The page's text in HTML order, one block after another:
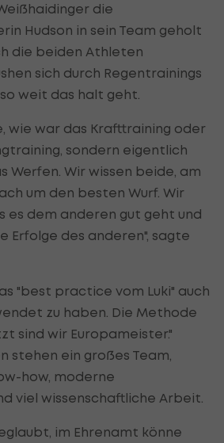
die
Hudson in sein Team geholt
die beiden Athleten
sich durch Regentrainings
weit das halt geht.
wie war das Krafttraining oder
sondern eigentlich
Werfen. Wir wissen beide, am
um den besten Wurf. Wir
es dem anderen gut geht und
Erfolge des anderen", sagte
"best practice vom Luki" auch
zu haben. Die Methode
sind wir Europameister."
stehen ein großes Team,
how, moderne
viel wissenschaftliche Arbeit.
im Ehrenamt könne